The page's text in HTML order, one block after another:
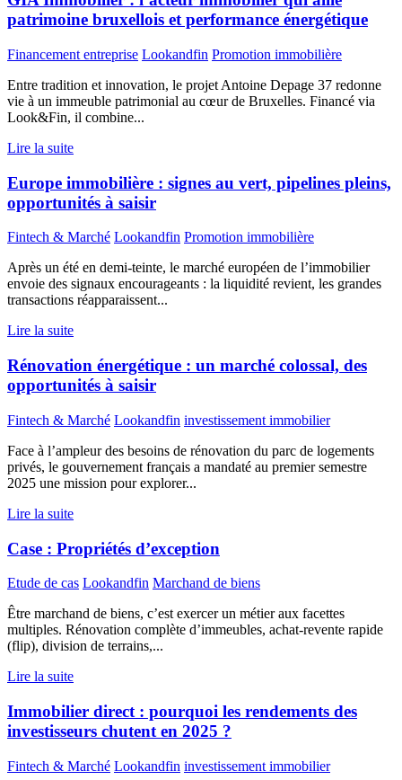
patrimoine bruxellois et performance énergétique
Financement entreprise Lookandfin Promotion immobilière
Entre tradition et innovation, le projet Antoine Depage 37 redonne
vie à un immeuble patrimonial au cœur de Bruxelles. Financé via
Look&Fin, il combine...
Lire la suite
Europe immobilière : signes au vert, pipelines pleins,
opportunités à saisir
Fintech & Marché Lookandfin Promotion immobilière
Après un été en demi-teinte, le marché européen de l’immobilier
envoie des signaux encourageants : la liquidité revient, les grandes
transactions réapparaissent...
Lire la suite
Rénovation énergétique : un marché colossal, des
opportunités à saisir
Fintech & Marché Lookandfin investissement immobilier
Face à l’ampleur des besoins de rénovation du parc de logements
privés, le gouvernement français a mandaté au premier semestre
2025 une mission pour explorer...
Lire la suite
Case : Propriétés d’exception
Etude de cas Lookandfin Marchand de biens
Être marchand de biens, c’est exercer un métier aux facettes
multiples. Rénovation complète d’immeubles, achat-revente rapide
(flip), division de terrains,...
Lire la suite
Immobilier direct : pourquoi les rendements des
investisseurs chutent en 2025 ?
Fintech & Marché Lookandfin investissement immobilier